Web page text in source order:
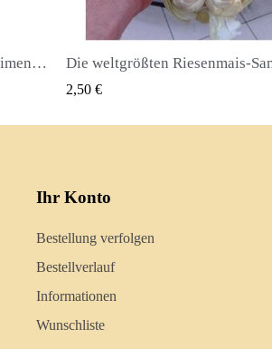
Piment oder Nelkenpfeffer Samen (Pimenta dioica) QUICK VIEW
2,50 €
Ihr Konto
Bestellung verfolgen
Bestellverlauf
Informationen
Wunschliste